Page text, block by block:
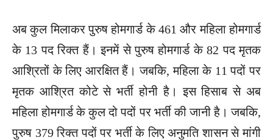
अब कुल मिलाकर पुरुष होमगार्ड के 461 और महिला होमगार्ड
के 13 पद रिक्त हैं। इनमें से पुरुष होमगार्ड के 82 पद मृतक
आश्रितों के लिए आरक्षित हैं। जबकि, महिला के 11 पदों पर
मृतक आश्रित कोटे से भर्ती होनी है। इस हिसाब से अब
महिला होमगार्ड के कुल दो पदों पर भर्ती की जानी है। जबकि,
पुरुष 379 रिक्त पदों पर भर्ती के लिए अनुमति शासन से मांगी